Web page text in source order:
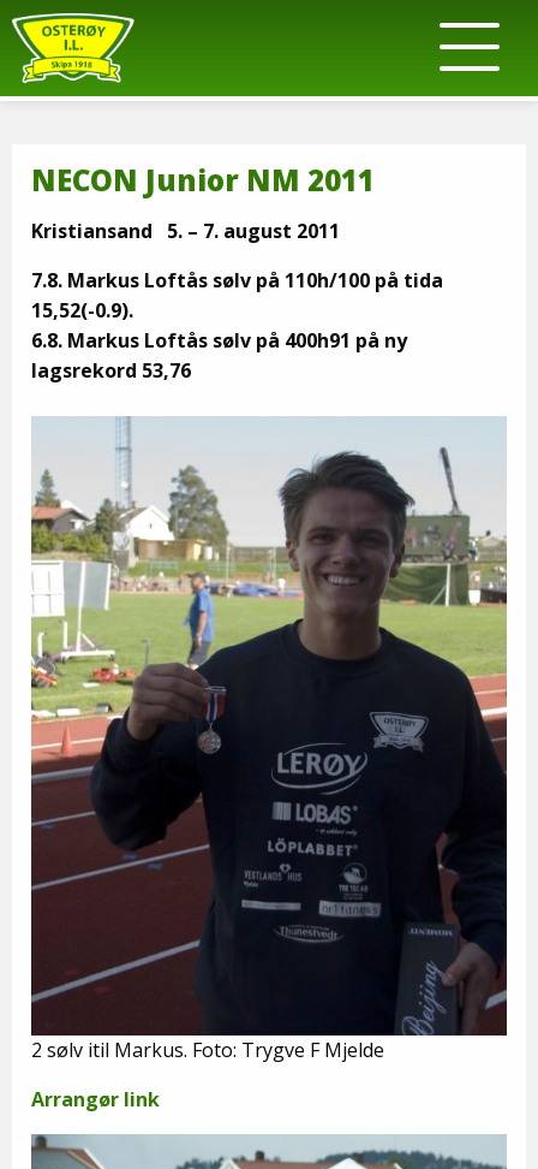
NECON Junior NM 2011
Kristiansand 5. – 7. august 2011
7.8. Markus Loftås sølv på 110h/100 på tida
15,52(-0.9).
6.8. Markus Loftås sølv på 400h91 på ny
lagsrekord 53,76
2 sølv itil Markus. Foto: Trygve F Mjelde
Arrangør link